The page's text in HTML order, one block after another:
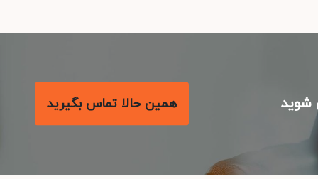
همین حالا تماس بگیرید